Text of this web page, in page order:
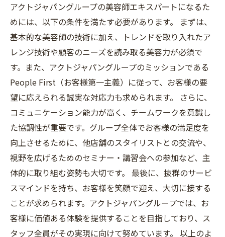
アクトジャパングループの美容師エキスパートになるた
めには、以下の条件を満たす必要があります。 まずは、
基本的な美容師の技術に加え、トレンドを取り入れたア
レンジ技術や顧客のニーズを読み取る美容力が必須で
す。また、アクトジャパングループのミッションである
People First（お客様第一主義）に従って、お客様の要
望に応えられる誠実な対応力も求められます。 さらに、
コミュニケーション能力が高く、チームワークを意識し
た協調性が重要です。グループ全体でお客様の満足度を
向上させるために、他店舗のスタイリストとの交流や、
視野を広げるためのセミナー・講習会への参加など、主
体的に取り組む姿勢も大切です。 最後に、抜群のサービ
スマインドを持ち、お客様を笑顔で迎え、大切に接する
ことが求められます。アクトジャパングループでは、お
客様に価値ある体験を提供することを目指しており、ス
タッフ全員がその実現に向けて努めています。 以上のよ